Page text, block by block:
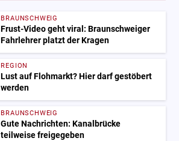
BRAUNSCHWEIG
Frust-Video geht viral: Braunschweiger
Fahrlehrer platzt der Kragen
REGION
Lust auf Flohmarkt? Hier darf gestöbert
werden
BRAUNSCHWEIG
Gute Nachrichten: Kanalbrücke
teilweise freigegeben